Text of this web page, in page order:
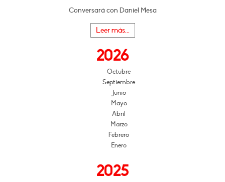
Conversará con Daniel Mesa
Leer más...
2026
Octubre
Septiembre
Junio
Mayo
Abril
Marzo
Febrero
Enero
2025